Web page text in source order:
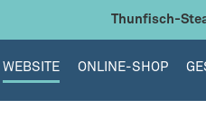
Thunfisch-
WEBSITE ONLINE-SHOP